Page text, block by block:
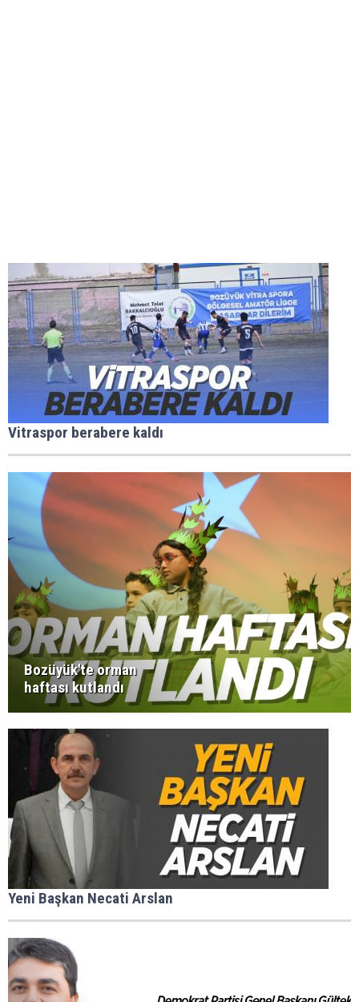
Vitraspor berabere kaldı
Bozüyük'te orman
haftası kutlandı
Yeni Başkan Necati Arslan